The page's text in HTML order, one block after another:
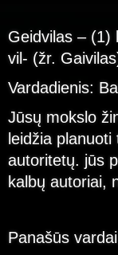
Geidvilas – (1)
vil- (žr.
Vardadienis:
Jūsų mokslo
leidžia
autoritetų. jūs
kalbų autoriai,
Panašūs